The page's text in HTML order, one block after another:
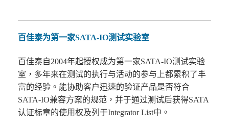
百佳泰为第一家SATA-IO测试实验室
百佳泰自2004年起授权成为第一家SATA-IO测试实验
室，多年来在测试的执行与活动的参与上都累积了丰
富的经验。能协助客户迅速的验证产品是否符合
SATA-IO兼容方案的规范，并于通过测试后获得SATA
认证标章的使用权及列于Integrator List中。